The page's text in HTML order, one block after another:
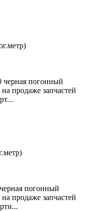
погонный
продаже запчастей
погонный
продаже запчастей